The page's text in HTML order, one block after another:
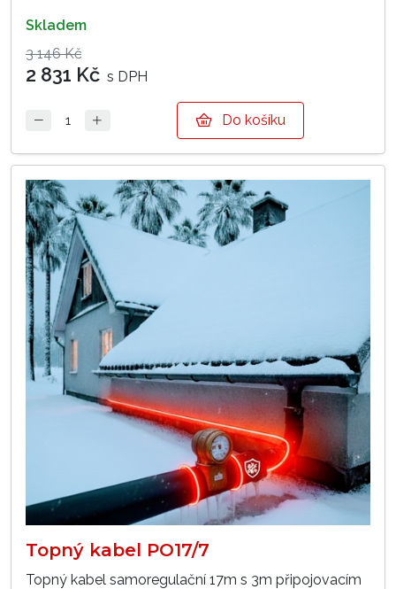
skladem
3 146 Kč
2 831 Kč s DPH
Do košíku
Topný kabel PO17/7
Topný kabel samoregulační 17m s 3m připojovacím